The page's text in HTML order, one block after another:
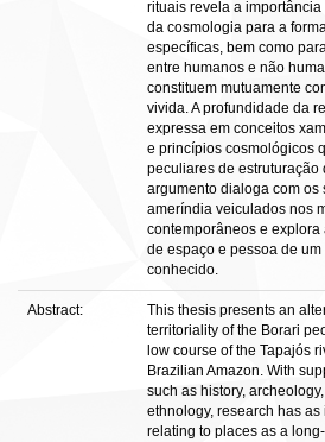
rituais revela a
da cosmologia para a
específicas, bem como
entre humanos e não
constituem mutuamente
vivida. A profundidade da
expressa em conceitos
e princípios cosmológicos
peculiares de estruturação
argumento dialoga com
ameríndia veiculados nos
contemporâneos e
de espaço e pessoa de
conhecido.
Abstract:
This thesis presents an
territoriality of the Borari
low course of the Tapajós
Brazilian Amazon. With
such as history,
ethnology, research has as
relating to places as a